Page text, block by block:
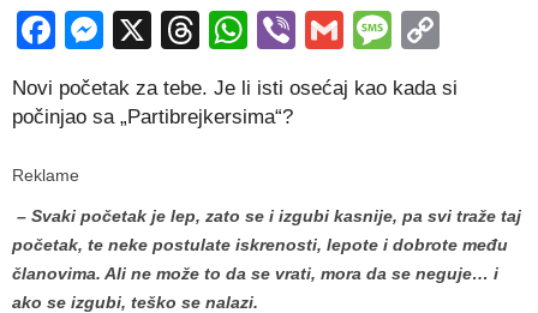
Facebook
Messenger
X Threads
WhatsApp
ViberGmail
Novi početak za tebe. Je li isti osećaj kao kada si
počinjao sa „Partibrejkersima“?
Reklame
– Svaki početak je lep, zato se i izgubi kasnije, pa svi traže taj
početak, te neke postulate iskrenosti, lepote i dobrote među
članovima. Ali ne može to da se vrati, mora da se neguje… i
ako se izgubi, teško se nalazi.